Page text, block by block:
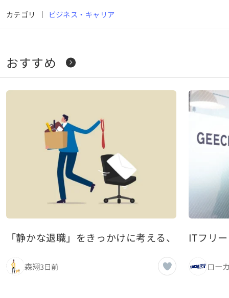
カテゴリ ビジネス・キャリア
おすすめ
「静かな退職」をきっかけに考える、これから
森翔3日前
ITフリ